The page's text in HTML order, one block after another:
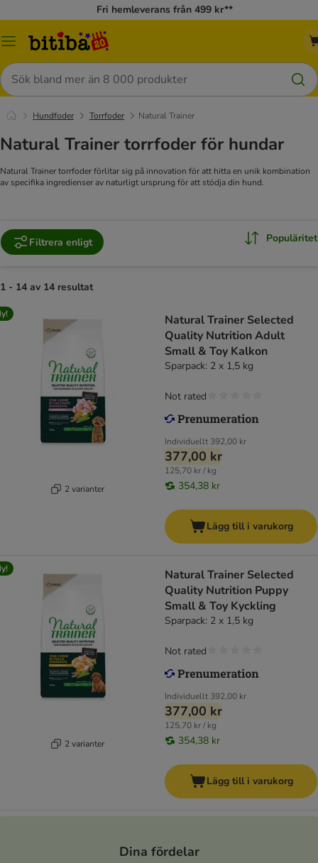
Fri hemleverans från 499 kr**
Meny
Sök
Hundfoder Torrfoder Natural Trainer
Natural Trainer torrfoder för hundar
Natural Trainer torrfoder förlitar sig på innovation för att hitta en unik kombination
av specifika ingredienser av naturligt ursprung för att stödja din hund.
Filtrera enligt Populäritet
1 - 14 av 14 resultat
2 varianter
Natural Trainer Selected
Quality Nutrition Adult
Small & Toy Kalkon
Sparpack: 2 x 1,5 kg
Individuellt 392,00 kr
377,00 kr
125,70 kr / kg
354,38 kr
Not rated
Lägg till i varukorg
2 varianter
Natural Trainer Selected
Quality Nutrition Puppy
Small & Toy Kyckling
Sparpack: 2 x 1,5 kg
Individuellt 392,00 kr
377,00 kr
125,70 kr / kg
354,38 kr
Not rated
Lägg till i varukorg
Dina fördelar